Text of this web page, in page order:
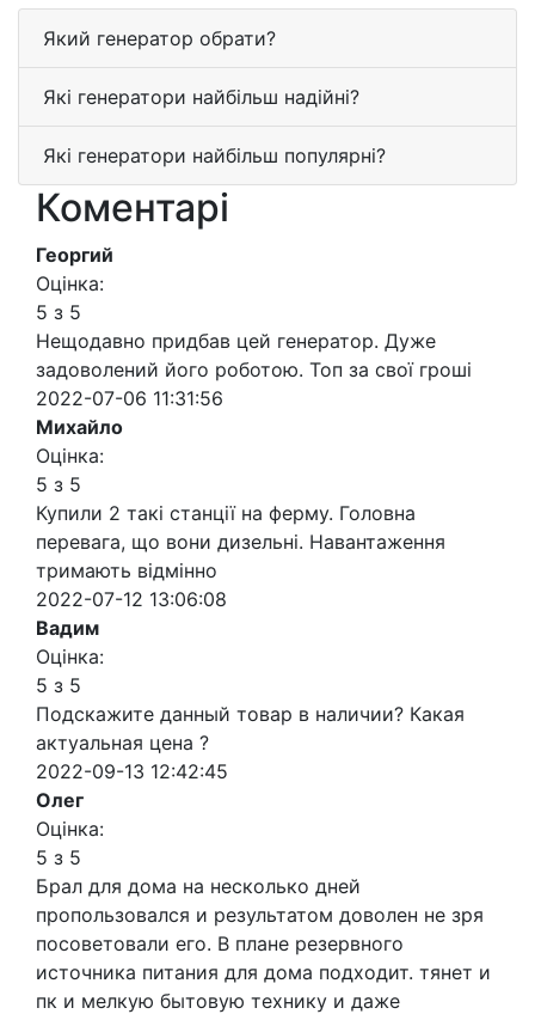
Який генератор обрати?
Які генератори найбільш надійні?
Які генератори найбільш популярні?
Коментарі
Георгий
Оцінка:
5 з 5
Нещодавно придбав цей генератор. Дуже
задоволений його роботою. Топ за свої гроші
2022-07-06 11:31:56
Михайло
Оцінка:
5 з 5
Купили 2 такі станції на ферму. Головна
перевага, що вони дизельні. Навантаження
тримають відмінно
2022-07-12 13:06:08
Вадим
Оцінка:
5 з 5
Подскажите данный товар в наличии? Какая
актуальная цена ?
2022-09-13 12:42:45
Олег
Оцінка:
5 з 5
Брал для дома на несколько дней
пропользовался и результатом доволен не зря
посоветовали его. В плане резервного
источника питания для дома подходит. тянет и
пк и мелкую бытовую технику и даже